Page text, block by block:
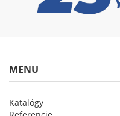
MENU
Katalógy